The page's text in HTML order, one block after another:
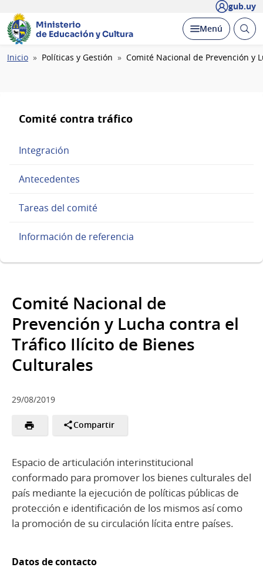
gub.uy
Ministerio
de Educación y Cultura
Desplegar
Menú Abrir
Ruta
Inicio Políticas y Gestión Comité Nacional de Prevención y
Comité contra tráfico
Integración
Antecedentes
Tareas del comité
Información de referencia
Comité Nacional de
Prevención y Lucha contra el
Tráfico Ilícito de Bienes
Culturales
29/08/2019
Compartir
Espacio de articulación interinstitucional
conformado para promover los bienes culturales del
país mediante la ejecución de políticas públicas de
protección e identificación de los mismos así como
la promoción de su circulación lícita entre países.
Datos de contacto